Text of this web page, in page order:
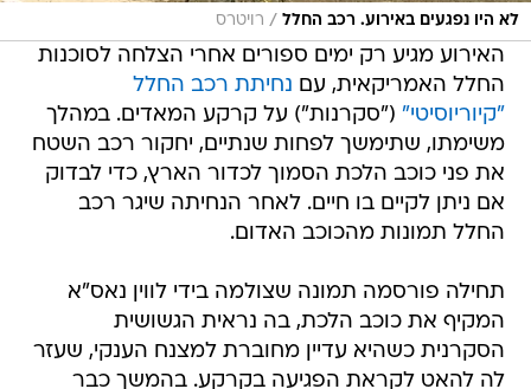
לא היו נפגעים באירוע. רכב החלל / רויטרס
האירוע מגיע רק ימים ספורים אחרי הצלחה לסוכנות
החלל האמריקאית, עם נחיתת רכב החלל
"קיוריוסיטי" ("סקרנות") על קרקע המאדים. במהלך
משימתו, שתימשך לפחות שנתיים, יחקור רכב השטח
את פני כוכב הלכת הסמוך לכדור הארץ, כדי לבדוק
אם ניתן לקיים בו חיים. לאחר הנחיתה שיגר רכב
החלל תמונות מהכוכב האדום.
תחילה פורסמה תמונה שצולמה בידי לווין נאס"א
המקיף את כוכב הלכת, בה נראית הגשושית
הסקרנית כשהיא עדיין מחוברת למצנח הענקי, שעזר
לה להאט לקראת הפגיעה בקרקע. בהמשך כבר